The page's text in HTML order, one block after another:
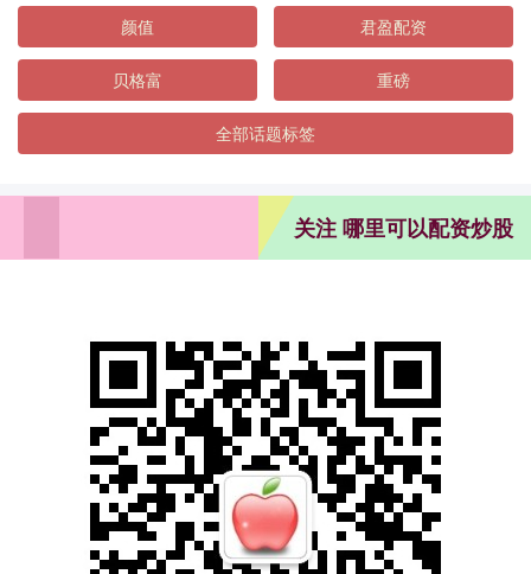
颜值 君盈配资
贝格富 重磅
全部话题标签
关注 哪里可以配资炒股